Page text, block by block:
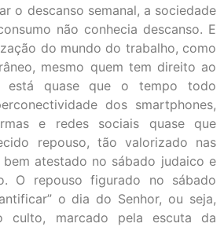
o descanso semanal, a sociedade
não conhecia descanso. E
do mundo do trabalho, como
mesmo quem tem direito ao
está quase que o tempo todo
dos smartphones,
e redes sociais quase que
repouso, tão valorizado nas
bem atestado no sábado judaico e
O repouso figurado no sábado
o dia do Senhor, ou seja,
culto, marcado pela escuta da